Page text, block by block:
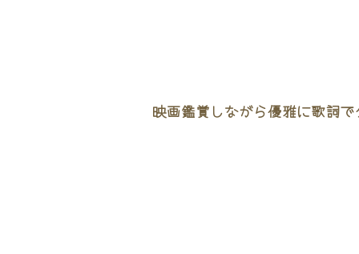
映画鑑賞しながら優雅に歌詞